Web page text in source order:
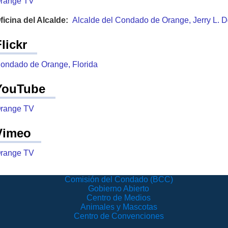
del Alcalde: Alcalde del Condado de Orange, Jerry L.
de Orange, Florida
TV
TV
Comisión del Condado (BCC)
Gobierno Abierto
Centro de Medios
Animales y Mascotas
Centro de Convenciones